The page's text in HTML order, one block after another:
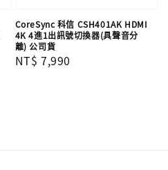
CoreSync 科信 CSH401AK HDMI
4K 4進1出訊號切換器(具聲音分
離) 公司貨
Regular
NT$ 7,990